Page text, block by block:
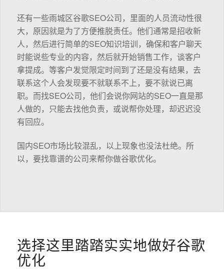
还有一些雨城区谷歌SEO公司，里面的人员流动性很
大，原因就是为了方便推脱责任。他们通常是招收新
人，然后进行简单的SEO知识培训，确保和客户聊天
时能说些专业的内容，然后就开始销售工作，谈客户
拿提成。等客户发觉限定时间到了还是没有结果，去
联系这个人会发现要不就联系不上，要不就说已离
职。而找SEO公司，他们会说你网站的SEO一直是那
人做的，只能去找他负责，或说帮你处理，却迟迟没
有回应。
国内SEO市场比较混乱，以上现象也没法杜绝。所
以，要找靠谱的公司来帮你做谷歌优化。
选择这里踏踏实实地做好谷歌
优化